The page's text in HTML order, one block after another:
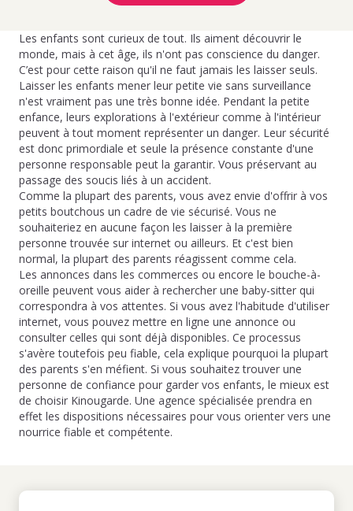
Les enfants sont curieux de tout. Ils aiment découvrir le
monde, mais à cet âge, ils n'ont pas conscience du danger.
C’est pour cette raison qu'il ne faut jamais les laisser seuls.
Laisser les enfants mener leur petite vie sans surveillance
n'est vraiment pas une très bonne idée. Pendant la petite
enfance, leurs explorations à l'extérieur comme à l'intérieur
peuvent à tout moment représenter un danger. Leur sécurité
est donc primordiale et seule la présence constante d'une
personne responsable peut la garantir. Vous préservant au
passage des soucis liés à un accident.
Comme la plupart des parents, vous avez envie d'offrir à vos
petits boutchous un cadre de vie sécurisé. Vous ne
souhaiteriez en aucune façon les laisser à la première
personne trouvée sur internet ou ailleurs. Et c'est bien
normal, la plupart des parents réagissent comme cela.
Les annonces dans les commerces ou encore le bouche-à-
oreille peuvent vous aider à rechercher une baby-sitter qui
correspondra à vos attentes. Si vous avez l'habitude d'utiliser
internet, vous pouvez mettre en ligne une annonce ou
consulter celles qui sont déjà disponibles. Ce processus
s'avère toutefois peu fiable, cela explique pourquoi la plupart
des parents s'en méfient. Si vous souhaitez trouver une
personne de confiance pour garder vos enfants, le mieux est
de choisir Kinougarde. Une agence spécialisée prendra en
effet les dispositions nécessaires pour vous orienter vers une
nourrice fiable et compétente.